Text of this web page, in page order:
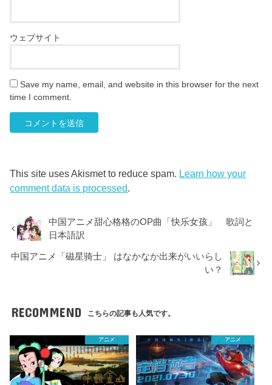
ウェブサイト
Save my name, email, and website in this browser for the next
time I comment.
This site uses Akismet to reduce spam. Learn how your
comment data is processed.
中国アニメ甜心格格のOP曲「快乐女孩」 歌詞と
日本語訳
中国アニメ「磁星骑士」 はなかなか出来がいいらし
い？
RECOMMEND こちらの記事も人気です。
アニメ アニメ